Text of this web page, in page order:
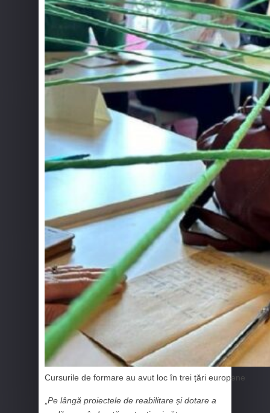
Cursurile de formare au avut loc în trei țări europene
Pe lângă proiectele de reabilitare și dotare a